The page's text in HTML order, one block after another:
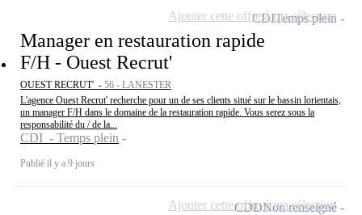
Manager en restauration rapide
F/H - Ouest Recrut'
OUEST RECRUT' - 56 - LANESTER
L'agence Ouest Recrut' recherche pour un de ses clients situé sur le bassin lorientais,
un manager F/H dans le domaine de la restauration rapide. Vous serez sous la
responsabilité du / de la...
CDI - Temps plein
Publié il y a 9 jours
CDITemps plein
Ajouter cette offre à ma sélection
CDDNon renseigné
Ajouter cette offre à ma sélection